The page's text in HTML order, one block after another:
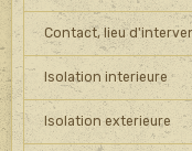
Contact, lieu
Isolation interieure
Isolation exterieure